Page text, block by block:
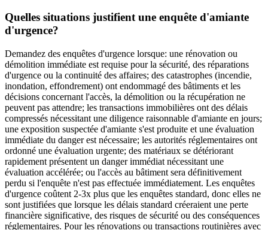
Quelles situations justifient une enquête d'amiante
d'urgence?
Demandez des enquêtes d'urgence lorsque: une rénovation ou
démolition immédiate est requise pour la sécurité, des réparations
d'urgence ou la continuité des affaires; des catastrophes (incendie,
inondation, effondrement) ont endommagé des bâtiments et les
décisions concernant l'accès, la démolition ou la récupération ne
peuvent pas attendre; les transactions immobilières ont des délais
compressés nécessitant une diligence raisonnable d'amiante en jours;
une exposition suspectée d'amiante s'est produite et une évaluation
immédiate du danger est nécessaire; les autorités réglementaires ont
ordonné une évaluation urgente; des matériaux se détériorant
rapidement présentent un danger immédiat nécessitant une
évaluation accélérée; ou l'accès au bâtiment sera définitivement
perdu si l'enquête n'est pas effectuée immédiatement. Les enquêtes
d'urgence coûtent 2-3x plus que les enquêtes standard, donc elles ne
sont justifiées que lorsque les délais standard créeraient une perte
financière significative, des risques de sécurité ou des conséquences
réglementaires. Pour les rénovations ou transactions routinières avec